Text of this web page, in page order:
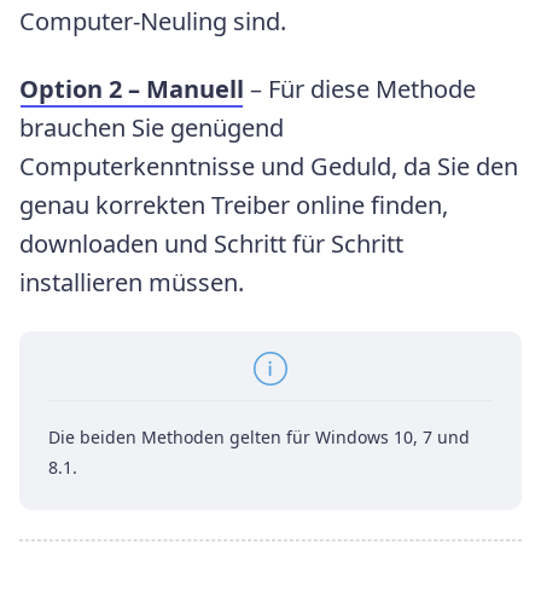
Computer-Neuling sind.
Option 2 – Manuell – Für diese Methode
brauchen Sie genügend
Computerkenntnisse und Geduld, da Sie den
genau korrekten Treiber online finden,
downloaden und Schritt für Schritt
installieren müssen.
Die beiden Methoden gelten für Windows 10, 7 und
8.1.